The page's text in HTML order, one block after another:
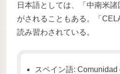
日本語としては、「中南米
がされることもある。「
読み習わされている。
スペイン語: Comunidad